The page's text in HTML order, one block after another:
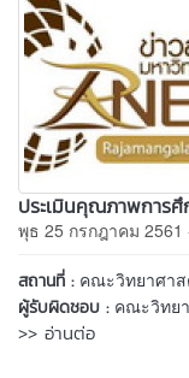
ประเมินคุณภาพการ
พุธ 25 กรกฎาคม
สถานที่ : คณะวิทยาศาส
ผู้รับผิดชอบ : คณะวิทย
>> อ่านต่อ